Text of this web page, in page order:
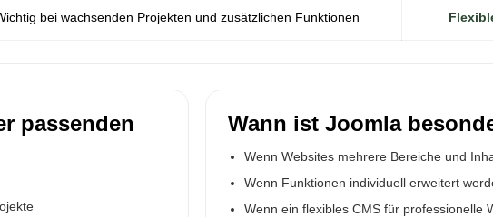
bei wachsenden Projekten und zusätzlichen Funktionen
passenden
Wann ist Joomla
Wenn Websites mehrere Bereiche und
Wenn Funktionen individuell erweitert
Wenn ein flexibles CMS für professionelle